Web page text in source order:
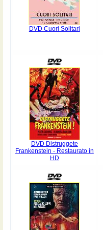
DVD Cuori Solitari
DVD Distruggete
Frankenstein - Restaurato in
HD